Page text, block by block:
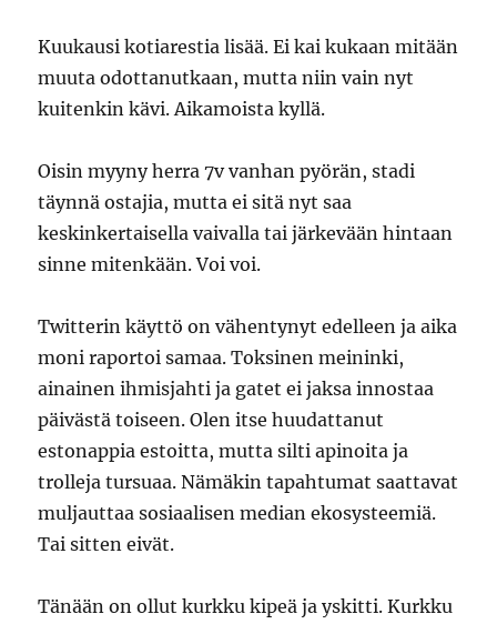
Kuukausi kotiarestia lisää. Ei kai kukaan mitään
muuta odottanutkaan, mutta niin vain nyt
kuitenkin kävi. Aikamoista kyllä.
Oisin myyny herra 7v vanhan pyörän, stadi
täynnä ostajia, mutta ei sitä nyt saa
keskinkertaisella vaivalla tai järkevään hintaan
sinne mitenkään. Voi voi.
Twitterin käyttö on vähentynyt edelleen ja aika
moni raportoi samaa. Toksinen meininki,
ainainen ihmisjahti ja gatet ei jaksa innostaa
päivästä toiseen. Olen itse huudattanut
estonappia estoitta, mutta silti apinoita ja
trolleja tursuaa. Nämäkin tapahtumat saattavat
muljauttaa sosiaalisen median ekosysteemiä.
Tai sitten eivät.
Tänään on ollut kurkku kipeä ja yskitti. Kurkku